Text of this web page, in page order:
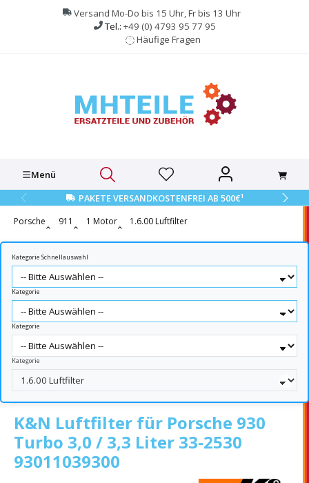
springen
Versand Mo-Do bis 15 Uhr, Fr bis 13 Uhr
Tel.: +49 (0) 4793 95 77 95
Häufige Fragen
Menü
PAKETE VERSANDKOSTENFREI AB 500€1
Porsche 911 1 Motor 1.6.00 Luftfilter
Kategorie Schnellauswahl
Kategorie
Kategorie
Kategorie
K&N Luftfilter für Porsche 930
Turbo 3,0 / 3,3 Liter 33-2530
93011039300